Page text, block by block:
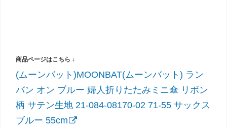
(ムーンバット)MOONBAT(ムーンバット) ラン
バン オン ブルー 婦人折りたたみミニ傘 リボン
柄 サテン生地 21-084-08170-02 71-55 サックス
ブルー 55cm